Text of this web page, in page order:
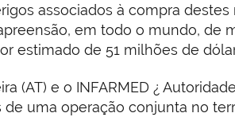
associados à compra
em todo o mundo, de
estimado de 51 milhões de
(AT) e o INFARMED ¿
uma operação conjunta no